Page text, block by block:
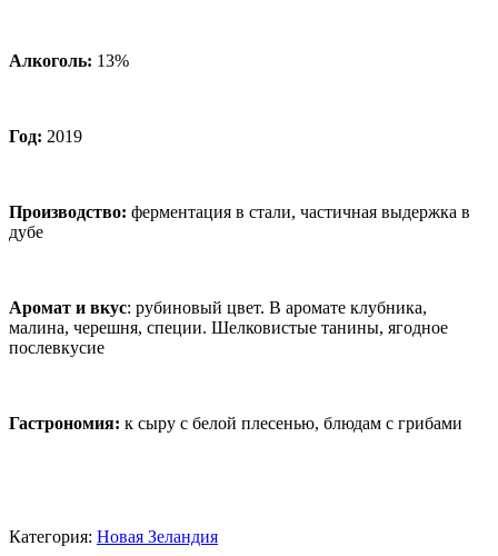
Алкоголь: 13%
Год: 2019
Производство: ферментация в стали, частичная выдержка в
дубе
Аромат и вкус: рубиновый цвет. В аромате клубника,
малина, черешня, специи. Шелковистые танины, ягодное
послевкусие
Гастрономия: к сыру с белой плесенью, блюдам с грибами
Категория: Новая Зеландия